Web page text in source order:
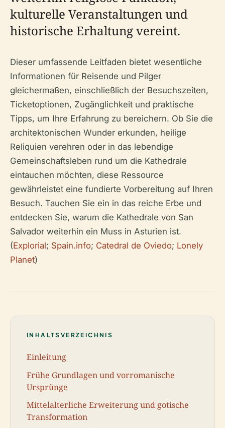
kulturelle Veranstaltungen und
historische Erhaltung vereint.
Dieser umfassende Leitfaden bietet wesentliche
Informationen für Reisende und Pilger
gleichermaßen, einschließlich der Besuchszeiten,
Ticketoptionen, Zugänglichkeit und praktische
Tipps, um Ihre Erfahrung zu bereichern. Ob Sie die
architektonischen Wunder erkunden, heilige
Reliquien verehren oder in das lebendige
Gemeinschaftsleben rund um die Kathedrale
eintauchen möchten, diese Ressource
gewährleistet eine fundierte Vorbereitung auf Ihren
Besuch. Tauchen Sie ein in das reiche Erbe und
entdecken Sie, warum die Kathedrale von San
Salvador weiterhin ein Muss in Asturien ist.
(Explorial; Spain.info; Catedral de Oviedo; Lonely
Planet)
INHALTSVERZEICHNIS
Einleitung
Frühe Grundlagen und vorromanische
Ursprünge
Mittelalterliche Erweiterung und gotische
Transformation